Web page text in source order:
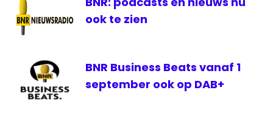
ook te zien
BNR Business Beats vanaf 1
september ook op DAB+